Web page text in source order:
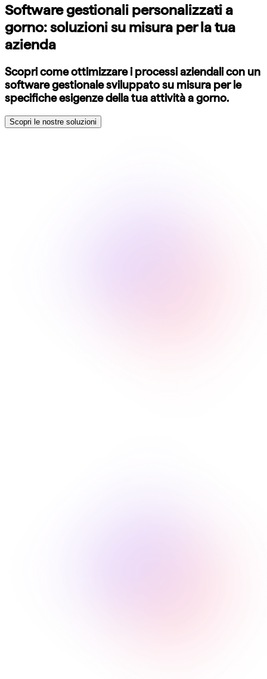
Software gestionali personalizzati a
gorno: soluzioni su misura per la tua
azienda
Scopri come ottimizzare i processi aziendali con un
software gestionale sviluppato su misura per le
specifiche esigenze della tua attività a gorno.
Scopri le nostre soluzioni